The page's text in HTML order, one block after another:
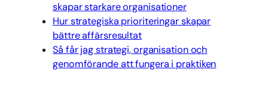
skapar starkare organisationer
Hur strategiska prioriteringar skapar
bättre affärsresultat
Så får jag strategi, organisation och
genomförande att fungera i praktiken